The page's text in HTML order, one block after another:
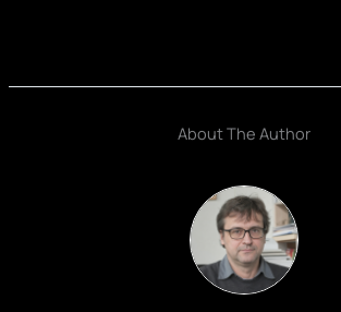
About The Author